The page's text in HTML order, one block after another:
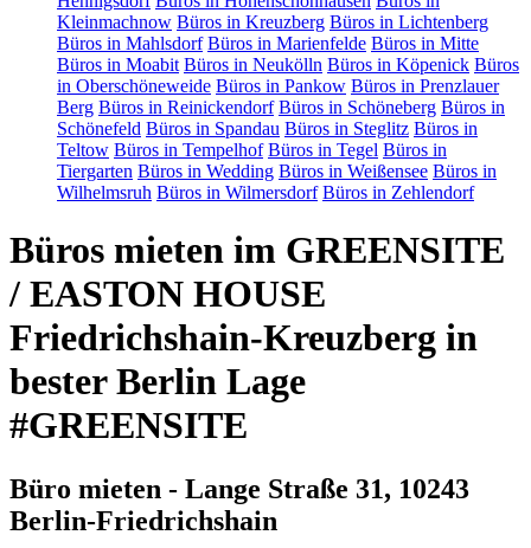
Kleinmachnow Büros in Kreuzberg Büros in Lichtenberg
Büros in Mahlsdorf Büros in Marienfelde Büros in Mitte
Büros in Moabit Büros in Neukölln Büros in Köpenick Büros
in Oberschöneweide Büros in Pankow Büros in Prenzlauer
Berg Büros in Reinickendorf Büros in Schöneberg Büros in
Schönefeld Büros in Spandau Büros in Steglitz Büros in
Teltow Büros in Tempelhof Büros in Tegel Büros in
Tiergarten Büros in Wedding Büros in Weißensee Büros in
Wilhelmsruh Büros in Wilmersdorf Büros in Zehlendorf
Büros mieten im GREENSITE
/ EASTON HOUSE
Friedrichshain-Kreuzberg in
bester Berlin Lage
#GREENSITE
Büro mieten - Lange Straße 31, 10243
Berlin-Friedrichshain